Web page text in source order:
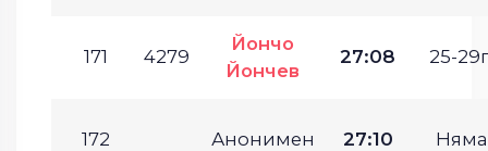
171 4279
Йончо
Йончев
27:08 25-
172 Анонимен 27:10 Няма